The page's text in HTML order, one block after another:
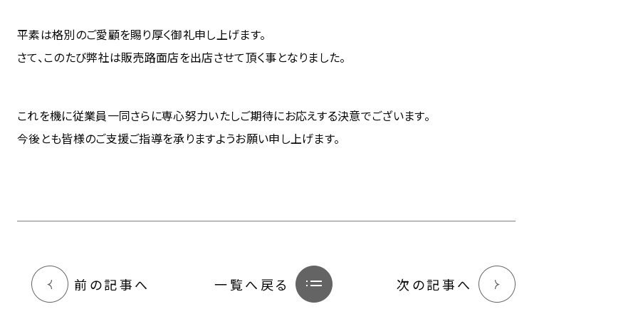
平素は格別のご愛顧を賜り厚く御礼申し上げます。
さて、このたび弊社は販売路面店を出店させて頂く事となりました。
これを機に従業員一同さらに専心努力いたしご期待にお応えする決意でございます。
今後とも皆様のご支援ご指導を承りますようお願い申し上げます。
前の記事へ 一覧へ戻る 次の記事へ